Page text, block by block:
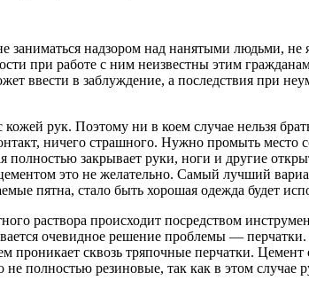
заниматься надзором над нанятыми людьми,
при работе с ним неизвестны этим
ввести в заблуждение, а последствия при
рук. Поэтому ни в коем случае нельзя
ничего страшного. Нужно промыть место
закрывает руки, ноги и другие
это не желательно. Самый лучший
пятна, стало быть хорошая одежда будет
раствора происходит посредством
очевидное решение проблемы —
сквозь тряпочные перчатки.
полностью резиновые, так как в этом случае